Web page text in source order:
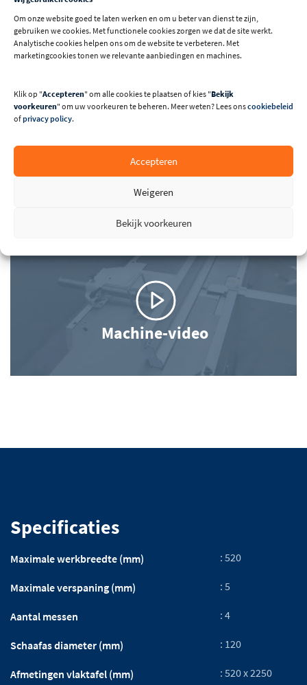
Om onze website goed te laten werken en om u beter van dienst te zijn,
gebruiken we cookies. Met functionele cookies zorgen we dat de site werkt.
Analytische cookies helpen ons om de website te verbeteren. Met
marketingcookies tonen we relevante aanbiedingen en machines.
Klik op "Accepteren" om alle cookies te plaatsen of kies "Bekijk
voorkeuren" om uw voorkeuren te beheren. Meer weten? Lees onscookiebeleid
ofprivacy policy.
Accepteren
Weigeren
Bekijk voorkeuren
optioneel: Xylent schaafas
Machine in werking
Specificaties
Maximale werkbreedte (mm) : 520
Maximale verspaning (mm) : 5
Aantal messen : 4
Schaafas diameter (mm) : 120
Afmetingen vlaktafel (mm) : 520 x 2250